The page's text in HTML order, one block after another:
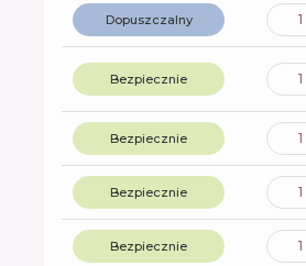
Dopuszczalny 1
Bezpiecznie 1
Bezpiecznie 1
Bezpiecznie 1
Bezpiecznie 1